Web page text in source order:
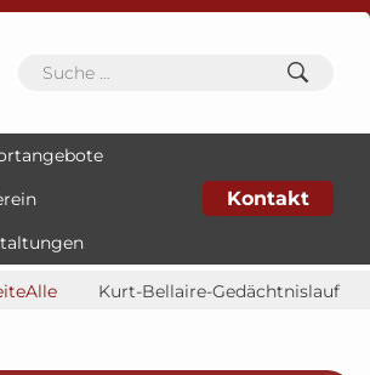
Kontakt
Alle
Kurt-Bellaire-Gedächtnislauf